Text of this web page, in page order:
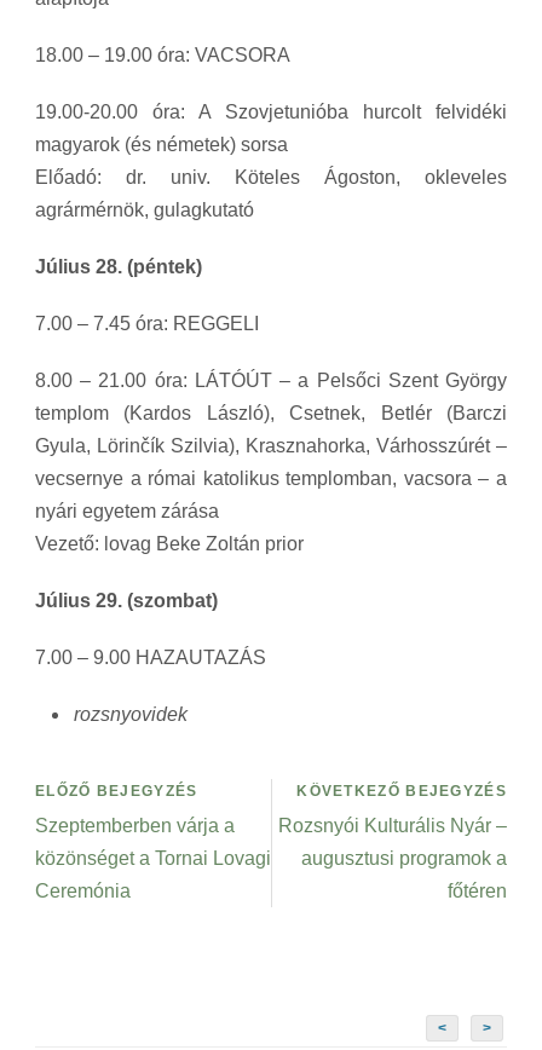
18.00 – 19.00 óra: VACSORA
19.00-20.00 óra: A Szovjetunióba hurcolt felvidéki
magyarok (és németek) sorsa
Előadó: dr. univ. Köteles Ágoston, okleveles
agrármérnök, gulagkutató
Július 28. (péntek)
7.00 – 7.45 óra: REGGELI
8.00 – 21.00 óra: LÁTÓÚT – a Pelsőci Szent György
templom (Kardos László), Csetnek, Betlér (Barczi
Gyula, Lörinčík Szilvia), Krasznahorka, Várhosszúrét –
vecsernye a római katolikus templomban, vacsora – a
nyári egyetem zárása
Vezető: lovag Beke Zoltán prior
Július 29. (szombat)
7.00 – 9.00 HAZAUTAZÁS
rozsnyovidek
ELŐZŐ BEJEGYZÉS
Szeptemberben várja a
közönséget a Tornai Lovagi
Ceremónia
KÖVETKEZŐ BEJEGYZÉS
Rozsnyói Kulturális Nyár –
augusztusi programok a
főtéren
< >